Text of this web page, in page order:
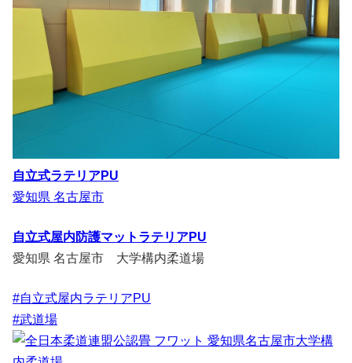
自立式ラテリアPU
愛知県 名古屋市
自立式屋内防護マットラテリアPU
愛知県 名古屋市 大学構内柔道場
#自立式屋内ラテリアPU
#武道場